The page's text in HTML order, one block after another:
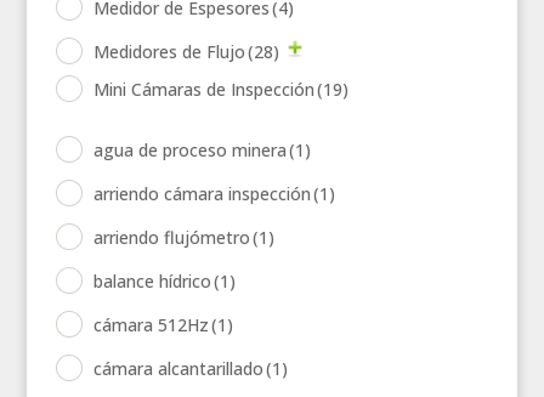
Medidor de Espesores(4)
Medidores de Flujo(28)
Mini Cámaras de Inspección(19)
agua de proceso minera(1)
arriendo cámara inspección(1)
arriendo flujómetro(1)
balance hídrico(1)
cámara 512Hz(1)
cámara alcantarillado(1)